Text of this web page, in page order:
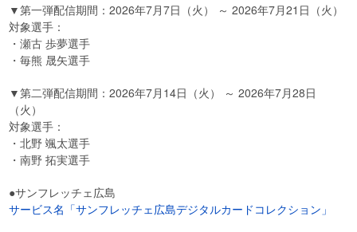
▼第一弾配信期間：2026年7月7日（火） ～ 2026年7月21日（火）
対象選手：
・瀬古 歩夢選手
・毎熊 晟矢選手
▼第二弾配信期間：2026年7月14日（火） ～ 2026年7月28日
（火）
対象選手：
・北野 颯太選手
・南野 拓実選手
●サンフレッチェ広島
サービス名「サンフレッチェ広島デジタルカードコレクション」